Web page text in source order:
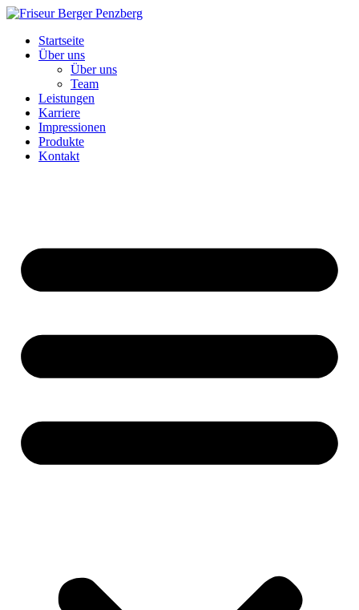
Zum
wechselnStartseite
Über uns
Über uns
Team
Leistungen
Karriere
Impressionen
Produkte
Kontakt